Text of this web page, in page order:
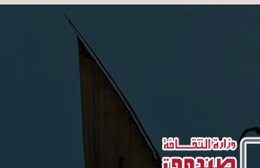
Skip to main content